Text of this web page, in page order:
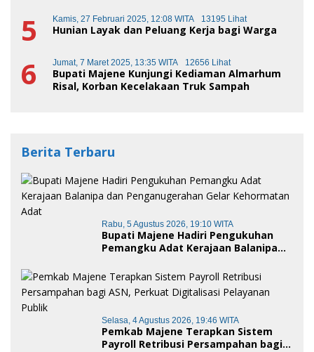
5 Kamis, 27 Februari 2025, 12:08 WITA 13195 Lihat
Hunian Layak dan Peluang Kerja bagi Warga
6 Jumat, 7 Maret 2025, 13:35 WITA 12656 Lihat
Bupati Majene Kunjungi Kediaman Almarhum
Risal, Korban Kecelakaan Truk Sampah
Berita Terbaru
Rabu, 5 Agustus 2026, 19:10 WITA
Bupati Majene Hadiri Pengukuhan
Pemangku Adat Kerajaan Balanipa
Kehormatan Adat
Selasa, 4 Agustus 2026, 19:46 WITA
Pemkab Majene Terapkan Sistem
Payroll Retribusi Persampahan bagi